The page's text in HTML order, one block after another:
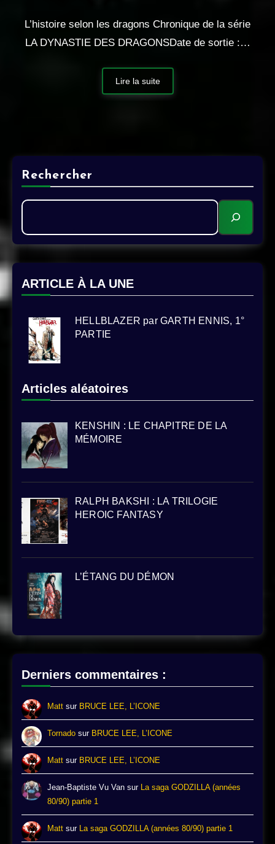
L’histoire selon les dragons Chronique de la série
LA DYNASTIE DES DRAGONSDate de sortie :…
Lire la suite
Rechercher
ARTICLE À LA UNE
HELLBLAZER par GARTH ENNIS, 1°
PARTIE
Articles aléatoires
KENSHIN : LE CHAPITRE DE LA
MÉMOIRE
RALPH BAKSHI : LA TRILOGIE
HEROIC FANTASY
L’ÉTANG DU DÉMON
Derniers commentaires :
Matt sur BRUCE LEE, L’ICONE
Tornado sur BRUCE LEE, L’ICONE
Matt sur BRUCE LEE, L’ICONE
Jean-Baptiste Vu Van sur La saga GODZILLA (années
80/90) partie 1
Matt sur La saga GODZILLA (années 80/90) partie 1